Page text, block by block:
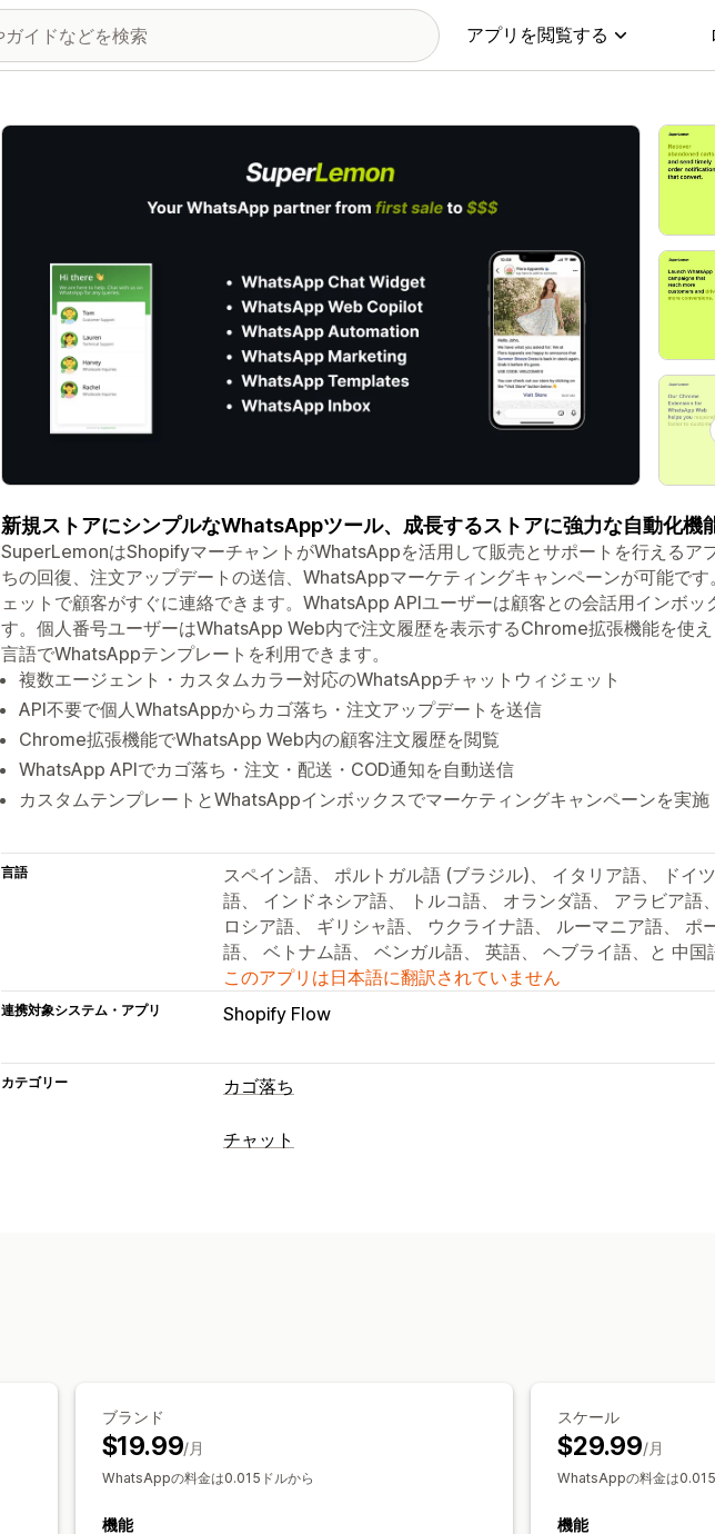
アプリを閲覧する
特集の画像ギャラリー
新規ストアにシンプルなWhatsAppツール、成長するストアに強力な自動化機
SuperLemonはShopifyマーチャントがWhatsAppを活用して販売とサポートを行えるア
ちの回復、注文アップデートの送信、WhatsAppマーケティングキャンペーンが可能です
ェットで顧客がすぐに連絡できます。WhatsApp APIユーザーは顧客との会話用インボッ
す。個人番号ユーザーはWhatsApp Web内で注文履歴を表示するChrome拡張機能を使
言語でWhatsAppテンプレートを利用できます。
複数エージェント・カスタムカラー対応のWhatsAppチャットウィジェット
API不要で個人WhatsAppからカゴ落ち・注文アップデートを送信
Chrome拡張機能でWhatsApp Web内の顧客注文履歴を閲覧
WhatsApp APIでカゴ落ち・注文・配送・COD通知を自動送信
カスタムテンプレートとWhatsAppインボックスでマーケティングキャンペーンを実施
言語
スペイン語、 ポルトガル語 (ブラジル)、 イタリア語、 ドイ
語、 インドネシア語、 トルコ語、 オランダ語、 アラビア語
ロシア語、 ギリシャ語、 ウクライナ語、 ルーマニア語、 ポ
語、 ベトナム語、 ベンガル語、 英語、 ヘブライ語、と 中国
このアプリは日本語に翻訳されていません
連携対象システム・アプリ Shopify Flow
カテゴリー カゴ落ち
カートリカバリー
チャット
ブランド
$19.99/月
WhatsAppの料金は0.015ドルから
機能
スケール
$29.99/月
WhatsAppの料金は
機能